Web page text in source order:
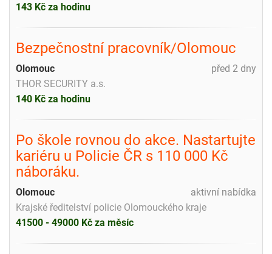
143 Kč za hodinu
Bezpečnostní pracovník/Olomouc
před 2 dny
Olomouc
THOR SECURITY a.s.
140 Kč za hodinu
Po škole rovnou do akce. Nastartujte
kariéru u Policie ČR s 110 000 Kč
náboráku.
aktivní nabídka
Olomouc
Krajské ředitelství policie Olomouckého kraje
41500 - 49000 Kč za měsíc